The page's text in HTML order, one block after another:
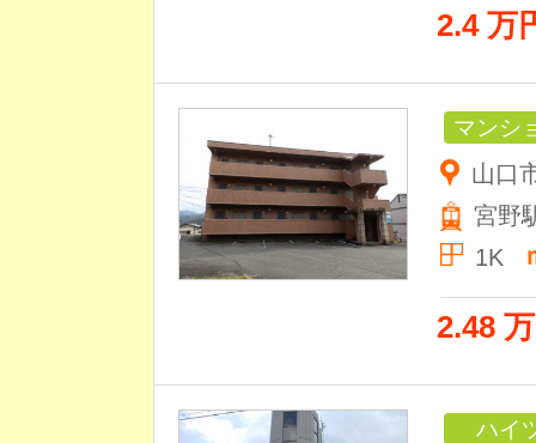
2.4 万
マンシ
山口
宮野
1K
2.48
ハイ